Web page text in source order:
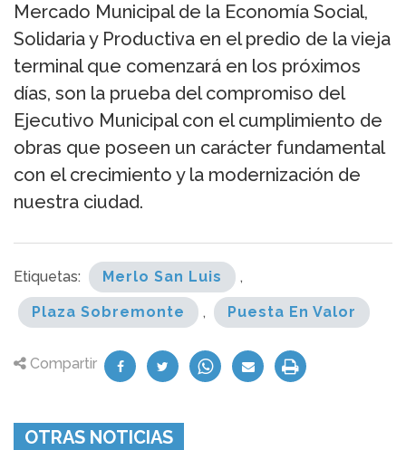
Mercado Municipal de la Economía Social,
Solidaria y Productiva en el predio de la vieja
terminal que comenzará en los próximos
días, son la prueba del compromiso del
Ejecutivo Municipal con el cumplimiento de
obras que poseen un carácter fundamental
con el crecimiento y la modernización de
nuestra ciudad.
Etiquetas: Merlo San Luis ,
Plaza Sobremonte , Puesta En Valor
Compartir
OTRAS NOTICIAS